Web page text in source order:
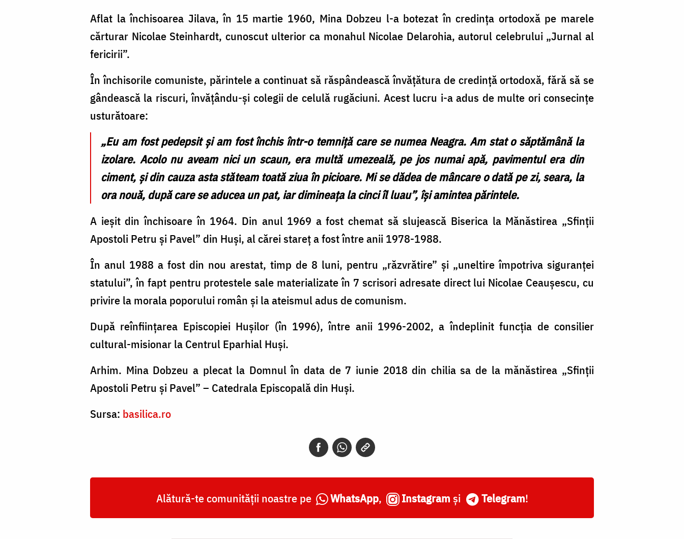
Aflat la închisoarea Jilava, în 15 martie 1960, Mina Dobzeu l-a botezat în credința ortodoxă pe marele
cărturar Nicolae Steinhardt, cunoscut ulterior ca monahul Nicolae Delarohia, autorul celebrului „Jurnal al
fericirii”.
În închisorile comuniste, părintele a continuat să răspândească învățătura de credință ortodoxă, fără să se
gândească la riscuri, învățându-și colegii de celulă rugăciuni. Acest lucru i-a adus de multe ori consecințe
usturătoare:
„Eu am fost pedepsit și am fost închis într-o temniță care se numea Neagra. Am stat o săptămână la
izolare. Acolo nu aveam nici un scaun, era multă umezeală, pe jos numai apă, pavimentul era din
ciment, și din cauza asta stăteam toată ziua în picioare. Mi se dădea de mâncare o dată pe zi, seara, la
ora nouă, după care se aducea un pat, iar dimineața la cinci îl luau”, își amintea părintele.
A ieșit din închisoare în 1964. Din anul 1969 a fost chemat să slujească Biserica la Mănăstirea „Sfinții
Apostoli Petru și Pavel” din Huși, al cărei stareț a fost între anii 1978-1988.
În anul 1988 a fost din nou arestat, timp de 8 luni, pentru „răzvrătire” și „uneltire împotriva siguranței
statului”, în fapt pentru protestele sale materializate în 7 scrisori adresate direct lui Nicolae Ceaușescu, cu
privire la morala poporului român și la ateismul adus de comunism.
După reînființarea Episcopiei Hușilor (în 1996), între anii 1996-2002, a îndeplinit funcția de consilier
cultural-misionar la Centrul Eparhial Huși.
Arhim. Mina Dobzeu a plecat la Domnul în data de 7 iunie 2018 din chilia sa de la mănăstirea „Sfinții
Apostoli Petru și Pavel” – Catedrala Episcopală din Huși.
Sursa: basilica.ro
Alătură-te comunității noastre pe WhatsApp, Instagram și Telegram!